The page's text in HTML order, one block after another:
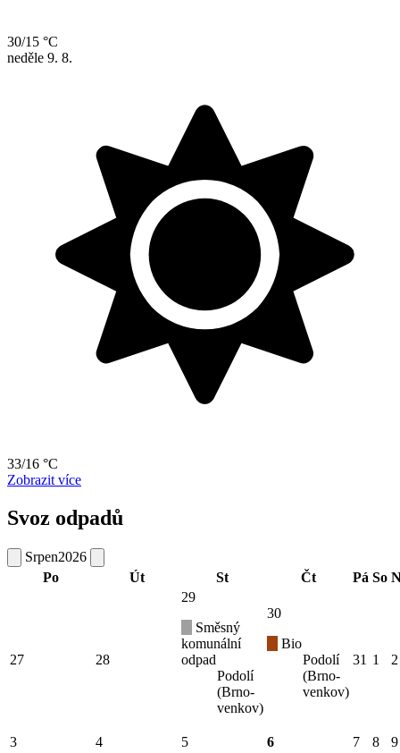
30/15 °C
neděle 9. 8.
33/16 °C
Zobrazit více
Svoz odpadů
Srpen2026
Po
Út St Čt Pá So
27 28
29
Směsný
komunální
odpad
Podolí
(Brno-
venkov)
30
Bio
Podolí
(Brno-
venkov)
31 1 2
3 4 5 6 7 8 9